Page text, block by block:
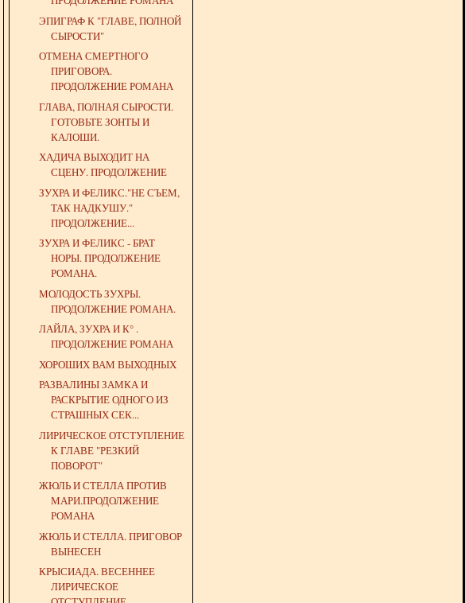
ЭПИГРАФ К "ГЛАВЕ, ПОЛНОЙ
СЫРОСТИ"
ОТМЕНА СМЕРТНОГО
ПРИГОВОРА.
ПРОДОЛЖЕНИЕ РОМАНА
ГЛАВА, ПОЛНАЯ СЫРОСТИ.
ГОТОВЬТЕ ЗОНТЫ И
КАЛОШИ.
ХАДИЧА ВЫХОДИТ НА
СЦЕНУ. ПРОДОЛЖЕНИЕ
ЗУХРА И ФЕЛИКС."НЕ СЪЕМ,
ТАК НАДКУШУ."
ПРОДОЛЖЕНИЕ...
ЗУХРА И ФЕЛИКС - БРАТ
НОРЫ. ПРОДОЛЖЕНИЕ
РОМАНА.
МОЛОДОСТЬ ЗУХРЫ.
ПРОДОЛЖЕНИЕ РОМАНА.
ЛАЙЛА, ЗУХРА И К° .
ПРОДОЛЖЕНИЕ РОМАНА
ХОРОШИХ ВАМ ВЫХОДНЫХ
РАЗВАЛИНЫ ЗАМКА И
РАСКРЫТИЕ ОДНОГО ИЗ
СТРАШНЫХ СЕК...
ЛИРИЧЕСКОЕ ОТСТУПЛЕНИЕ
К ГЛАВЕ "РЕЗКИЙ
ПОВОРОТ"
ЖЮЛЬ И СТЕЛЛА ПРОТИВ
МАРИ.ПРОДОЛЖЕНИЕ
РОМАНА
ЖЮЛЬ И СТЕЛЛА. ПРИГОВОР
ВЫНЕСЕН
КРЫСИАДА. ВЕСЕННЕЕ
ЛИРИЧЕСКОЕ